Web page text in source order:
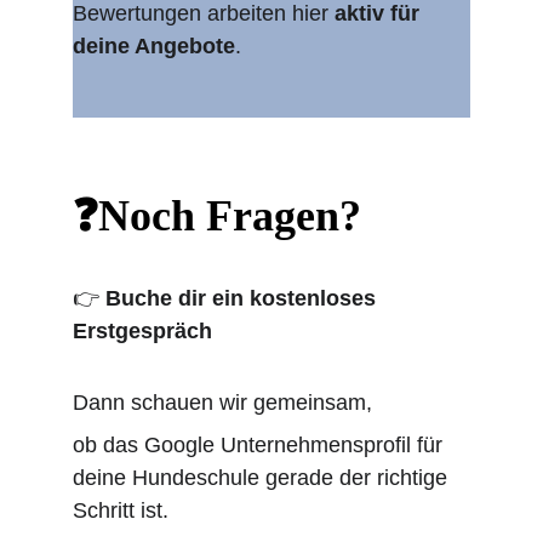
Bewertungen arbeiten hier aktiv für
deine Angebote.
❓Noch Fragen?
👉 Buche dir ein kostenloses
Erstgespräch
Dann schauen wir gemeinsam,
ob das Google Unternehmensprofil für
deine Hundeschule gerade der richtige
Schritt ist.